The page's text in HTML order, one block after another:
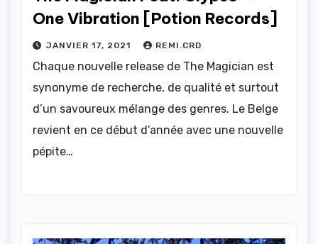
One Vibration [Potion Records]
JANVIER 17, 2021 REMI.CRD
Chaque nouvelle release de The Magician est
synonyme de recherche, de qualité et surtout
d’un savoureux mélange des genres. Le Belge
revient en ce début d’année avec une nouvelle
pépite…